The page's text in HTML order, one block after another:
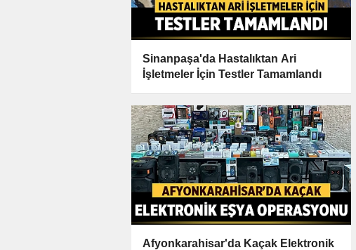
Sinanpaşa'da Hastalıktan Ari
İşletmeler İçin Testler Tamamlandı
Afyonkarahisar'da Kaçak Elektronik